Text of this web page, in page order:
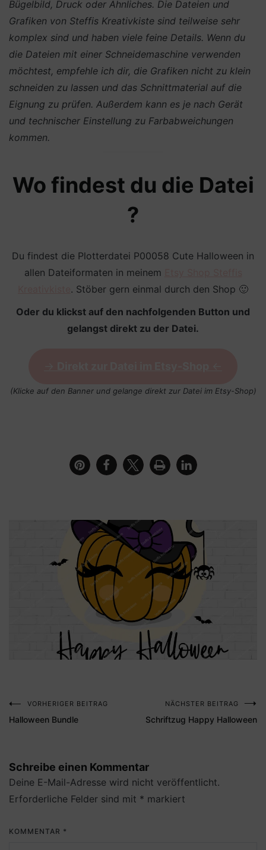
Bügelbild, Druck oder Ähnliches. Die Dateien und
Grafiken von Steffis Kreativkiste sind teilweise sehr
komplex sind und haben viele feine Details. Wenn du
die Dateien mit einer Schneidemaschine verwenden
möchtest, empfehle ich dir, die Grafiken nicht zu klein
schneiden zu lassen und das Schnittmaterial auf die
Eignung zu prüfen. Außerdem kann es je nach Gerät
und technischer Einstellung zu Farbabweichungen
kommen.
Wo findest du die Datei
?
Du findest die Plotterdatei P00058 Cute Halloween in
allen Dateiformaten in meinem
. Stöber gern einmal durch den Shop 🙂
Oder du klickst auf den nachfolgenden Button und
gelangst direkt zu der Datei.
(Klicke auf den Banner und gelange direkt zur Datei im Etsy-Shop)
Beitragsnavigation
VORHERIGER BEITRAG
Halloween Bundle
NÄCHSTER BEITRAG
Schriftzug Happy Halloween
Schreibe einen Kommentar
Deine E-Mail-Adresse wird nicht veröffentlicht.
Erforderliche Felder sind mit * markiert
KOMMENTAR *